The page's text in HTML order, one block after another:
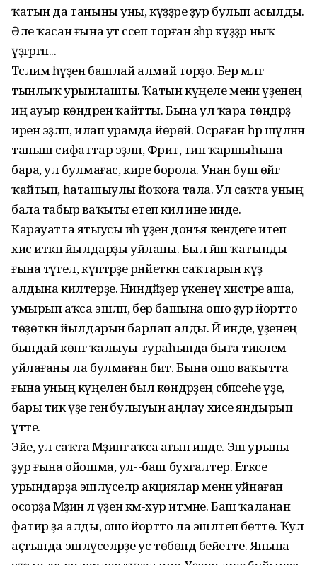
ҡатын да таныны уны, күҙҙәре ҙур булып асылды.
Әле ҡасан ғына ут сәсеп торған зәһәр күҙҙәр ныҡ
үҙгәргән...
Тәслимә һүҙен башлай алмай торҙо. Бер мәлгә
тынлыҡ урынлашты. Ҡатын күңеле менән үҙенең
иң ауыр көндәренә ҡайтты. Бына ул ҡара төндәрҙә
ирен эҙләп, илап урамда йөрөй. Осраған һәр шәүләнән
таныш сифаттар эҙләп, Фәрит, тип ҡаршыһына
бара, ул булмағас, кире борола. Унан буш өйгә
ҡайтып, һаташыулы йоҡоға тала. Ул саҡта уның
бала табыр ваҡыты етеп килә ине инде.
Карауатта ятыусы иһә үҙен донъя кендеге итеп
хис иткән йылдарҙы уйланы. Был йәш ҡатынды
ғына түгел, күптәрҙе рәнйеткән саҡтарын күҙ
алдына килтерҙе. Ниндәйҙер үкенеү хистәре аша,
умырып аҡса эшләп, бер башына ошо ҙур йортто
төҙөткән йылдарын барлап алды. Йә инде, үҙенең
бындай көнгә ҡалыуы тураһында быға тиклем
уйлағаны ла булмаған бит. Бына ошо ваҡытта
ғына уның күңелен был көндәрҙең сәбәпсеһе үҙе,
бары тик үҙе генә булыуын аңлау хисе яндырып
үтте.
Эйе, ул саҡта Мәҙинәгә аҡса ағып инде. Эш урыны--
ҙур ғына ойошма, ул--баш бухгалтер. Етәксе
урындарҙа эшләүселәр акциялар менән уйнаған
осорҙа Мәҙинә лә үҙен кәм-хур итмәне. Баш ҡаланан
фатир ҙа алды, ошо йортто ла эшләтеп бөттө. Ҡул
аҫтында эшләүселәрҙе ус төбөндә бейетте. Янына